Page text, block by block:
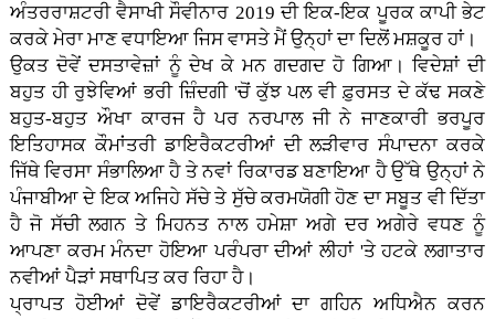
ਅੰਤਰਰਾਸ਼ਟਰੀ ਵੈਸਾਖੀ ਸੌਵੀਨਾਰ 2019 ਦੀ ਇਕ-ਇਕ ਪੂਰਕ ਕਾਪੀ ਭੇਟ
ਕਰਕੇ ਮੇਰਾ ਮਾਣ ਵਧਾਇਆ ਜਿਸ ਵਾਸਤੇ ਮੈਂ ਉਨ੍ਹਾਂ ਦਾ ਦਿਲੋਂ ਮਸ਼ਕੂਰ ਹਾਂ।
ਉਕਤ ਦੋਵੇਂ ਦਸਤਾਵੇਜ਼ਾਂ ਨੂੰ ਦੇਖ ਕੇ ਮਨ ਗਦਗਦ ਹੋ ਗਿਆ। ਵਿਦੇਸ਼ਾਂ ਦੀ
ਬਹੁਤ ਹੀ ਰੁਝੇਵਿਆਂ ਭਰੀ ਜ਼ਿੰਦਗੀ 'ਚੋਂ ਕੁੱਝ ਪਲ ਵੀ ਫ਼ੁਰਸਤ ਦੇ ਕੱਢ ਸਕਣੇ
ਬਹੁਤ-ਬਹੁਤ ਔਖਾ ਕਾਰਜ ਹੈ ਪਰ ਨਰਪਾਲ ਜੀ ਨੇ ਜਾਣਕਾਰੀ ਭਰਪੂਰ
ਇਤਿਹਾਸਕ ਕੌਮਾਂਤਰੀ ਡਾਇਰੈਕਟਰੀਆਂ ਦੀ ਲੜੀਵਾਰ ਸੰਪਾਦਨਾ ਕਰਕੇ
ਜਿੱਥੇ ਵਿਰਸਾ ਸੰਭਾਲਿਆ ਹੈ ਤੇ ਨਵਾਂ ਰਿਕਾਰਡ ਬਣਾਇਆ ਹੈ ਉੱਥੇ ਉਨ੍ਹਾਂ ਨੇ
ਪੰਜਾਬੀਆ ਦੇ ਇਕ ਅਜਿਹੇ ਸੱਚੇ ਤੇ ਸੁੱਚੇ ਕਰਮਯੋਗੀ ਹੋਣ ਦਾ ਸਬੂਤ ਵੀ ਦਿੱਤਾ
ਹੈ ਜੋ ਸੱਚੀ ਲਗਨ ਤੇ ਮਿਹਨਤ ਨਾਲ ਹਮੇਸ਼ਾ ਅਗੇ ਦਰ ਅਗੇਰੇ ਵਧਣ ਨੂੰ
ਆਪਣਾ ਕਰਮ ਮੰਨਦਾ ਹੋਇਆ ਪਰੰਪਰਾ ਦੀਆਂ ਲੀਹਾਂ 'ਤੇ ਹਟਕੇ ਲਗਾਤਾਰ
ਨਵੀਆਂ ਪੈੜਾਂ ਸਥਾਪਿਤ ਕਰ ਰਿਹਾ ਹੈ।
ਪ੍ਰਾਪਤ ਹੋਈਆਂ ਦੋਵੇਂ ਡਾਇਰੈਕਟਰੀਆਂ ਦਾ ਗਹਿਨ ਅਧਿਐਨ ਕਰਨ